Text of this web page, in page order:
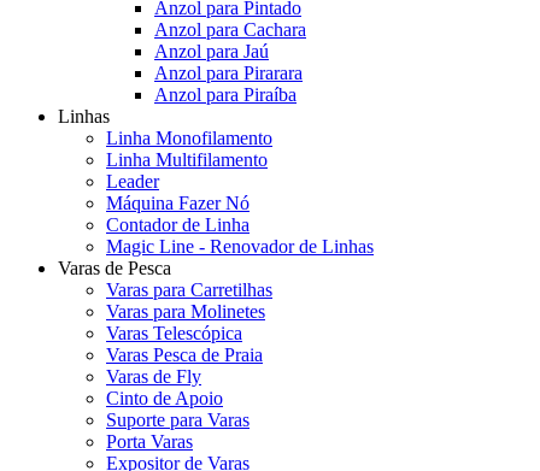
Anzol para Pintado
Anzol para Cachara
Anzol para Jaú
Anzol para Pirarara
Anzol para Piraíba
Linhas
Linha Monofilamento
Linha Multifilamento
Leader
Máquina Fazer Nó
Contador de Linha
Magic Line - Renovador de Linhas
Varas de Pesca
Varas para Carretilhas
Varas para Molinetes
Varas Telescópica
Varas Pesca de Praia
Varas de Fly
Cinto de Apoio
Suporte para Varas
Porta Varas
Expositor de Varas